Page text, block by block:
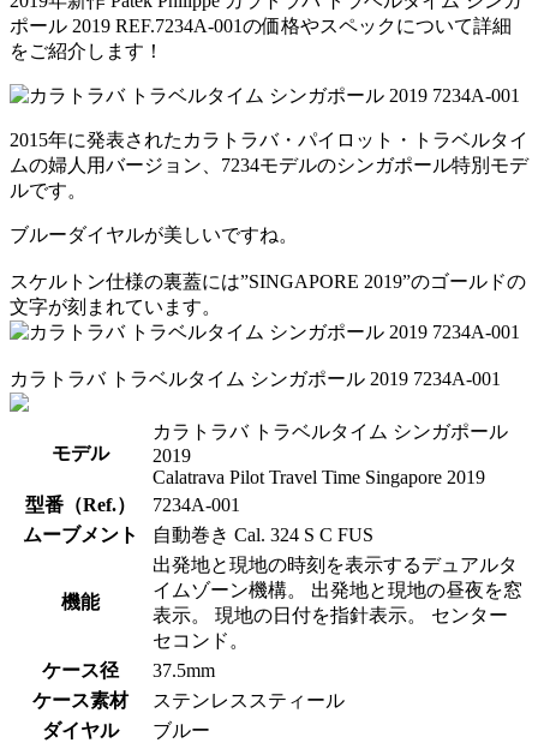
ポール 2019 REF.7234A-001の価格やスペックについて詳細
をご紹介します！
2015年に発表されたカラトラバ・パイロット・トラベルタイ
ムの婦人用バージョン、7234モデルのシンガポール特別モデ
ルです。
ブルーダイヤルが美しいですね。
スケルトン仕様の裏蓋には”SINGAPORE 2019”のゴールドの
文字が刻まれています。
カラトラバ トラベルタイム シンガポール 2019 7234A-001
モデル
カラトラバ トラベルタイム シンガポール
2019
Calatrava Pilot Travel Time Singapore 2019
型番（Ref.）
7234A-001
ムーブメント
自動巻き Cal. 324 S C FUS
機能
出発地と現地の時刻を表示するデュアルタ
イムゾーン機構。 出発地と現地の昼夜を窓
表示。 現地の日付を指針表示。 センター
セコンド。
ケース径
37.5mm
ケース素材
ステンレススティール
ダイヤル
ブルー